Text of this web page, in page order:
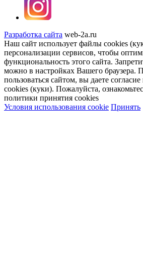
Разработка сайта web-2a.ru
Наш сайт использует файлы cookies
персонализации сервисов, чтобы
функциональность этого сайта.
можно в настройках Вашего браузера.
пользоваться сайтом, вы даете
cookies (куки). Пожалуйста,
политики принятия сookies
Условия использования cookie Принять